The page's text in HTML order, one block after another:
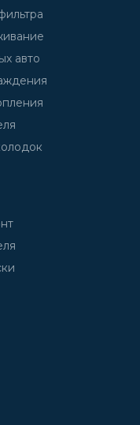
авто